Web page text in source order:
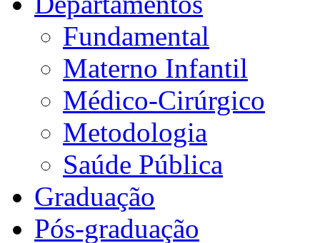
Fundamental
Materno Infantil
Médico-Cirúrgico
Metodologia
Saúde Pública
Graduação
Pós-graduação